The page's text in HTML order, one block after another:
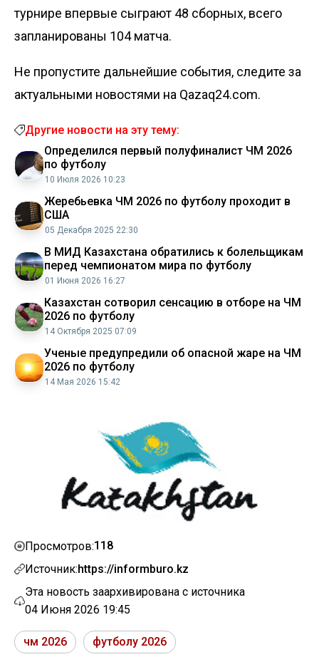
турнире впервые сыграют 48 сборных, всего
запланированы 104 матча.
Не пропустите дальнейшие события, следите за
актуальными новостями на Qazaq24.com.
Другие новости на эту тему:
Определился первый полуфиналист ЧМ 2026
по футболу
10 Июля 2026 10:23
Жеребьевка ЧМ 2026 по футболу проходит в
США
05 Декабря 2025 22:30
В МИД Казахстана обратились к болельщикам
перед чемпионатом мира по футболу
01 Июня 2026 16:27
Казахстан сотворил сенсацию в отборе на ЧМ
2026 по футболу
14 Октября 2025 07:09
Ученые предупредили об опасной жаре на ЧМ
2026 по футболу
14 Мая 2026 15:42
Просмотров:118
Источник:https://informburo.kz
Эта новость заархивирована с источника
04 Июня 2026 19:45
чм 2026 футболу 2026